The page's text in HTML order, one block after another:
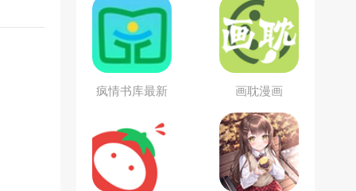
疯情书库最新
画耽漫画